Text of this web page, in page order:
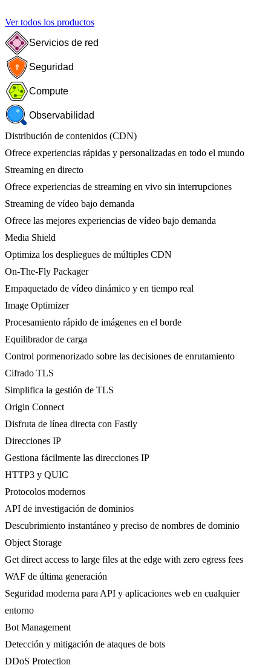
Ver todos los productos
Servicios de red
Seguridad
Compute
Observabilidad
Distribución de contenidos (CDN)
Ofrece experiencias rápidas y personalizadas en todo el mundo
Streaming en directo
Ofrece experiencias de streaming en vivo sin interrupciones
Streaming de vídeo bajo demanda
Ofrece las mejores experiencias de vídeo bajo demanda
Media Shield
Optimiza los despliegues de múltiples CDN
On-The-Fly Packager
Empaquetado de vídeo dinámico y en tiempo real
Image Optimizer
Procesamiento rápido de imágenes en el borde
Equilibrador de carga
Control pormenorizado sobre las decisiones de enrutamiento
Cifrado TLS
Simplifica la gestión de TLS
Origin Connect
Disfruta de línea directa con Fastly
Direcciones IP
Gestiona fácilmente las direcciones IP
HTTP3 y QUIC
Protocolos modernos
API de investigación de dominios
Descubrimiento instantáneo y preciso de nombres de dominio
Object Storage
Get direct access to large files at the edge with zero egress fees
WAF de última generación
Seguridad moderna para API y aplicaciones web en cualquier
entorno
Bot Management
Detección y mitigación de ataques de bots
DDoS Protection